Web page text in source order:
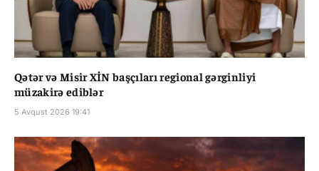
Qətər və Misir XİN başçıları regional gərginliyi
müzakirə ediblər
5 Avqust 2026 19:41